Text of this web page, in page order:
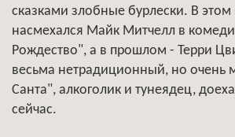
сказками злобные бурлески. В этом
насмехался Майк Митчелл в
Рождество", а в прошлом - Терри
весьма нетрадиционный, но очень
Санта", алкоголик и тунеядец,
сейчас.